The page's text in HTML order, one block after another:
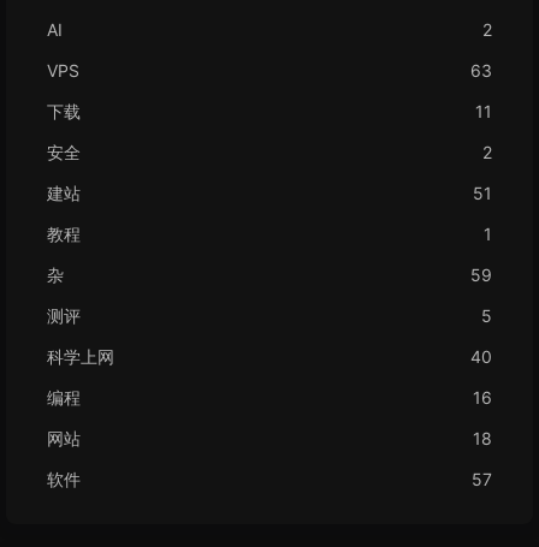
AI
2
VPS
63
下载
11
安全
2
建站
51
教程
1
杂
59
测评
5
科学上网
40
编程
16
网站
18
软件
57